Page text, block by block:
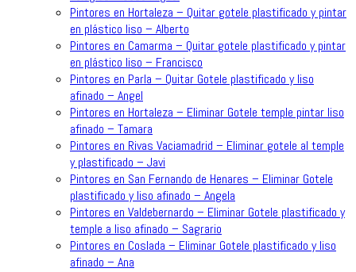
Pintores en Hortaleza – Quitar gotele plastificado y pintar
en plástico liso – Alberto
Pintores en Camarma – Quitar gotele plastificado y pintar
en plástico liso – Francisco
Pintores en Parla – Quitar Gotele plastificado y liso
afinado – Angel
Pintores en Hortaleza – Eliminar Gotele temple pintar liso
afinado – Tamara
Pintores en Rivas Vaciamadrid – Eliminar gotele al temple
y plastificado – Javi
Pintores en San Fernando de Henares – Eliminar Gotele
plastificado y liso afinado – Angela
Pintores en Valdebernardo – Eliminar Gotele plastificado y
temple a liso afinado – Sagrario
Pintores en Coslada – Eliminar Gotele plastificado y liso
afinado – Ana